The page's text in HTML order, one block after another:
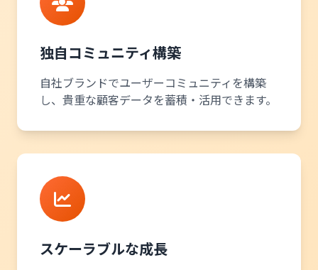
独自コミュニティ構築
自社ブランドでユーザーコミュニティを構築
し、貴重な顧客データを蓄積・活用できます。
スケーラブルな成長